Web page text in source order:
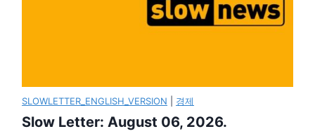
SLOWLETTER_ENGLISH_VERSION 경제
Slow Letter: August 06, 2026.